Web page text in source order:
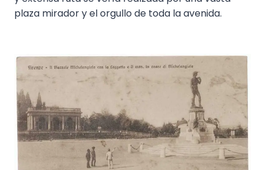
plaza mirador y el orgullo de toda la avenida.